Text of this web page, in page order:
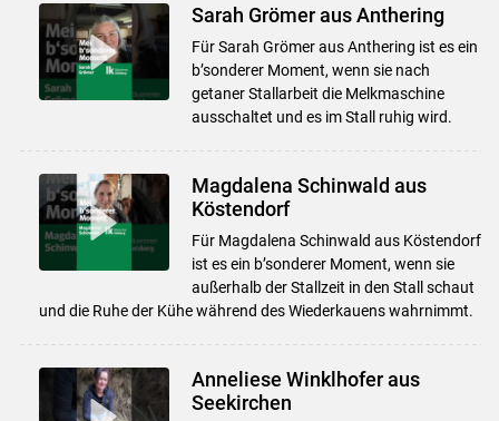
Sarah Grömer aus Anthering
Für Sarah Grömer aus Anthering ist es ein
b’sonderer Moment, wenn sie nach
getaner Stallarbeit die Melkmaschine
ausschaltet und es im Stall ruhig wird.
Magdalena Schinwald aus
Köstendorf
Für Magdalena Schinwald aus Köstendorf
ist es ein b’sonderer Moment, wenn sie
außerhalb der Stallzeit in den Stall schaut
und die Ruhe der Kühe während des Wiederkauens wahrnimmt.
Anneliese Winklhofer aus
Seekirchen